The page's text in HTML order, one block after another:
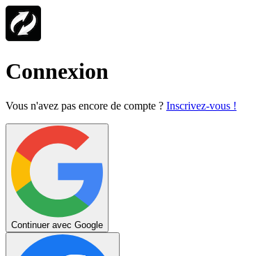
Connexion
Vous n'avez pas encore de compte ? Inscrivez-vous !
Continuer avec Google